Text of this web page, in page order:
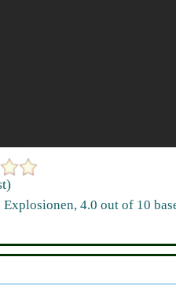
Explosionen, 4.0 out of 10